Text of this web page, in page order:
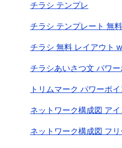
チラシ テンプレ
チラシ テンプレート 無
チラシ 無料 レイアウト
チラシあいさつ文 パワー
トリムマーク パワーポイ
ネットワーク構成図 ア
ネットワーク構成図 フリ